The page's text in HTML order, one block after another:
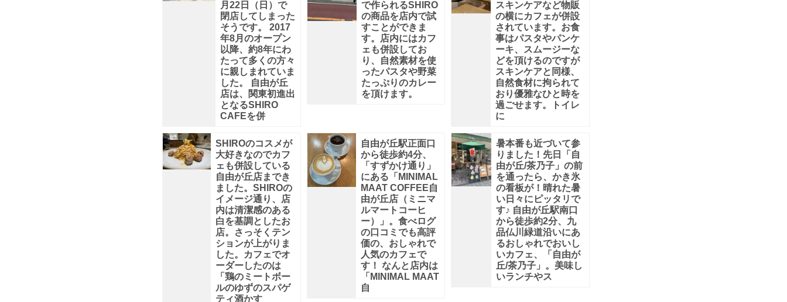
×
木
月22日（日）で
閉店してしまった
そうです。 2017
年8月のオープン
以降、約8年にわ
たって多くの方々
に親しまれていま
した。 自由が丘
店は、関東初進出
となるSHIRO
CAFEを併
で作られるSHIRO
の商品を店内で試
すことができま
す。店内にはカフ
ェも併設してお
り、自然素材を使
ったパスタや野菜
たっぷりのカレー
を頂けます。
スキンケアなど物販
の横にカフェが併設
されています。お食
事はパスタやパンケ
ーキ、スムージーな
どを頂けるのですが
スキンケアと同様、
自然食材に拘られて
おり優雅なひと時を
過ごせます。トイレ
に
SHIROのコスメが
大好きなのでカフ
ェも併設している
自由が丘店までき
ました。SHIROの
イメージ通り、店
内は清潔感のある
白を基調としたお
店。さっそくテン
ションが上がりま
した。カフェでオ
ーダーしたのは
「鶏のミートボー
ルのゆずのスパゲ
ティ酒かす
自由が丘駅正面口
から徒歩約4分、
「すずかけ通り」
にある「MINIMAL
MAAT COFFEE自
由が丘店（ミニマ
ルマートコーヒ
ー）」。食べログ
の口コミでも高評
価の、おしゃれで
人気のカフェで
す！ なんと店内は
「MINIMAL MAAT
自
暑本番も近づいて参
りました！先日「自
由が丘/茶乃子」の前
を通ったら、かき氷
の看板が！晴れた暑
い日々にピッタリで
す♪ 自由が丘駅南口
から徒歩約2分、九
品仏川緑道沿いにあ
るおしゃれでおいし
いカフェ、「自由が
丘/茶乃子」。美味し
いランチやス